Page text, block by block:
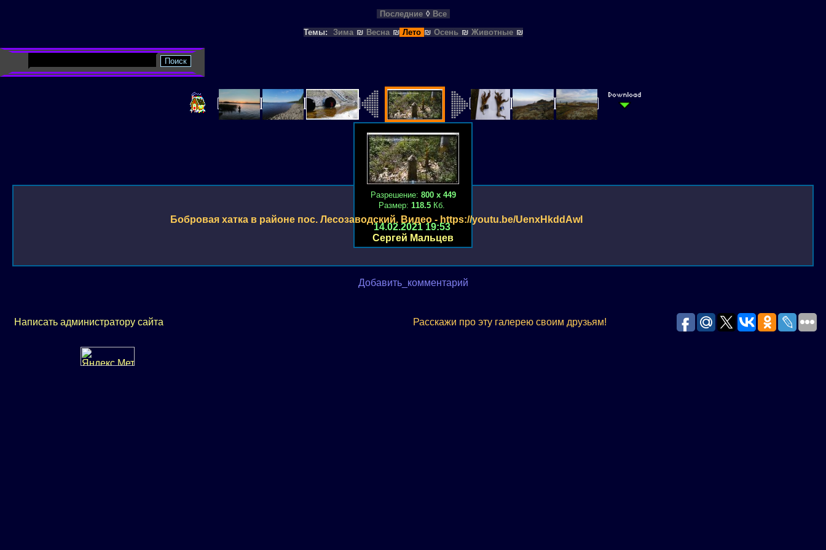
Последние ◊ Все
Темы:
Зима ₪ Весна ₪ Лето ₪ Осень ₪ Животные ₪
Разрешение: 800 х 449
Размер: 118.5 Кб.
14.02.2021 19:53
Сергей Мальцев
Бобровая хатка в районе пос. Лесозаводский. Видео - https://youtu.be/UenxHkddAwI
Добавить_комментарий
Написать администратору сайта Расскажи про эту галерею своим друзьям!